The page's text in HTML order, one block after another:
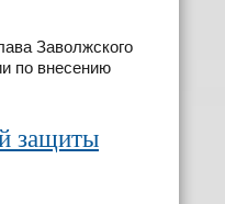
Заволжского
по внесению
защиты